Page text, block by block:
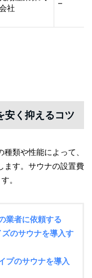
社
–
安く抑えるコツ
類や性能によって、
ます。サウナの設置費
。
業者に依頼する
のサウナを導入す
プのサウナを導入